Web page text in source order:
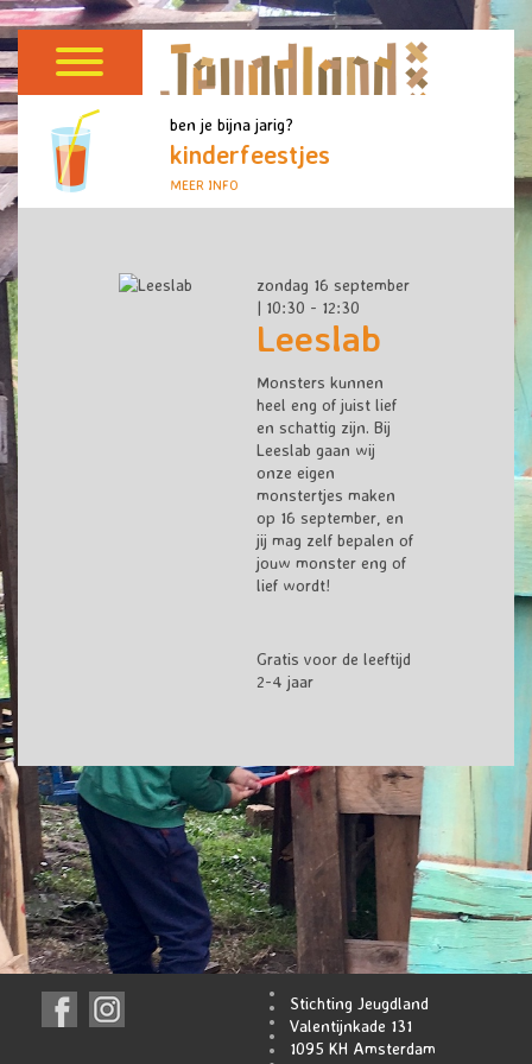
ben je bijna jarig?
kinderfeestjes
MEER INFO
zondag 16 september
| 10:30 - 12:30
Leeslab
Monsters kunnen
heel eng of juist lief
en schattig zijn. Bij
Leeslab gaan wij
onze eigen
monstertjes maken
op 16 september, en
jij mag zelf bepalen of
jouw monster eng of
lief wordt!
Gratis voor de leeftijd
2-4 jaar
Stichting Jeugdland
Valentijnkade 131
1095 KH Amsterdam